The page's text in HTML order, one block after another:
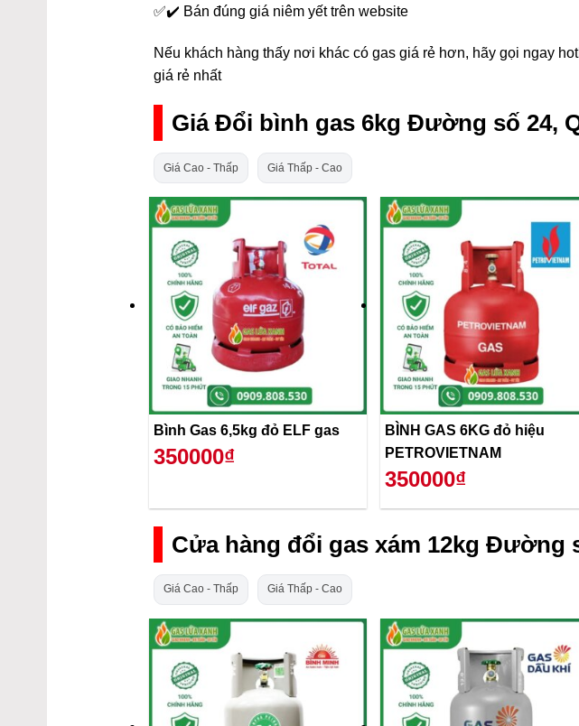
✅✔️ Bán đúng giá niêm yết trên website
Nếu khách hàng thấy nơi khác có gas giá rẻ hơn, hãy gọi ngay
giá rẻ nhất
Giá Đổi bình gas 6kg Đường số 24,
Giá Cao - Thấp Giá Thấp - Cao
Bình Gas 6,5kg đỏ ELF gas
350000₫
BÌNH GAS 6KG đỏ hiệu
PETROVIETNAM
350000₫
Cửa hàng đổi gas xám 12kg Đường
Giá Cao - Thấp Giá Thấp - Cao